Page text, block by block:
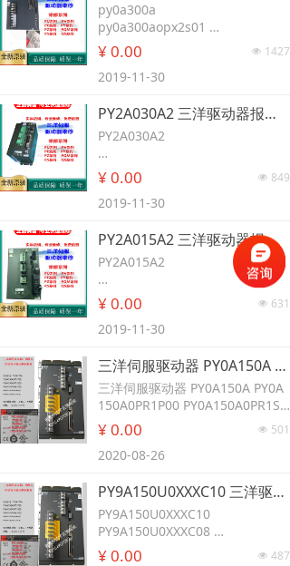
py0a300a
py0a300aopx2s01
PY9A300U0XXXC04
PY9A300U0XXXC05
PY9A050U0XXXC04
PZ9A300UXXXC00
PZ9A300UXXXC03
67ZA300LXX6C01
넶 1427
¥ 0.00
2019-11-30
PY2A030A2 三洋驱动器报警2故障8代码1维修 PY2A030A0 PY2A030A0MG8S00 PY2C030U0XXXC05 PY2C030U0XXXC06 PY2A030A3MC1P00 PY2A030A2LP1P01 PY2A030A22M1P01 PY2A030A1 PY2A030N0XXXC00 PY2A030AOPC2S01 PY2C030U0XXXC02
PY2A030A2
PY2A030A0
PY2A030A0MG8S00
PY2C030U0XXXC06
PY2A030A3MC1P00
PY2A030A1
PY2A030N0XXXC00
PY2C030U0XXXC02
PY0A030A0SP1P01
PY0A030A0SN1P01
PY0A030Y006
PY0A030A0PC2S01
PY0A030N0XXXC00
PY0A030A0PC2S01
PY0A030Z128
PY0A030SW1P01
PY2A030E0XXXP00
넶 849
¥ 0.00
2019-11-30
PY2A015A2 三洋驱动器报警1故障2代码8维修PY2A015EOXXYPH2 PY2A015A0 PY2A015A3 PY2A015A0M61S00 PY2A015A1M61P00 PY2c015 PY0A015J0M88B00 PY0A015HOM PY0A015A1M51P01 PY0A015A1N31P00 PY0A015AIFD1P01 PY0A015AIFC1P01
PY2A015A2
PY2A015EOXXYPH2
PY2A015A0
PY2A015A3
PY2A015A1M61P00
PY2c015
PY0A015J0M88B00
PY0A015A1M51P01
PY0A015A1N31P00
PY0A015AIFC1P01
P30B04005DXS00
PY0A015AIFD1P01
넶 631
¥ 0.00
2019-11-30
三洋伺服驱动器 PY0A150A PY0A150A0PR1P00 PY0A150A0PR1S00 PY0A150A故障代码1 2 5 8 H A等维修
三洋伺服驱动器 PY0A150A PY0A
150A0PR1P00 PY0A150A0PR1S0
0 PY0A150A故障代码1 2 5 8 H A
等维修
넶 501
¥ 0.00
2020-08-26
PY9A150U0XXXC10 三洋驱动器报警1故障2代码8维修 PY9A150U0XXXC08 PQM1A150AP73SSA PY9A150U0XXXC07 PY9A150U0XXXC082 67ZA150MXXXC01 67ZA150AJB3SH1 68AA150TFR02 67ZA150MXXXC00 67ZA150A873S00 67ZA100A853S00
PY9A150U0XXXC10
PY9A150U0XXXC08
PQM1A150AP73SSA
넶 487
¥ 0.00